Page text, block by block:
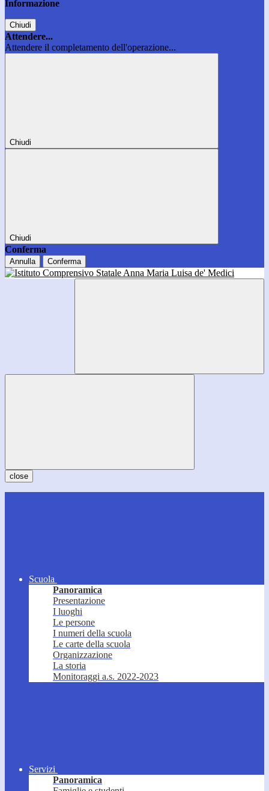
Informazione
Chiudi
Attendere...
Attendere il completamento dell'operazione...
Chiudi
Chiudi
Conferma
Annulla Conferma
close
Scuola
Panoramica
Presentazione
I luoghi
Le persone
I numeri della scuola
Le carte della scuola
Organizzazione
La storia
Monitoraggi a.s. 2022-2023
Servizi
Panoramica